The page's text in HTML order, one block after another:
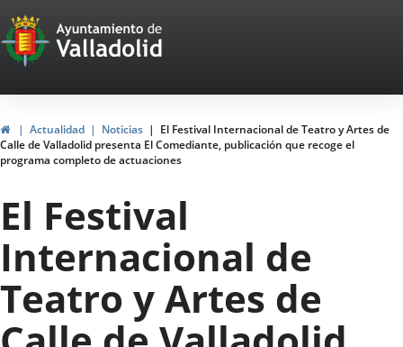
Portal
Web
del
Ayuntamiento
de
Valladolid
HomeActualidad Noticias
El Festival Internacional de Teatro y Artes de
Calle de Valladolid presenta El Comediante, publicación que recoge el
programa completo de actuaciones
El Festival
Internacional de
Teatro y Artes de